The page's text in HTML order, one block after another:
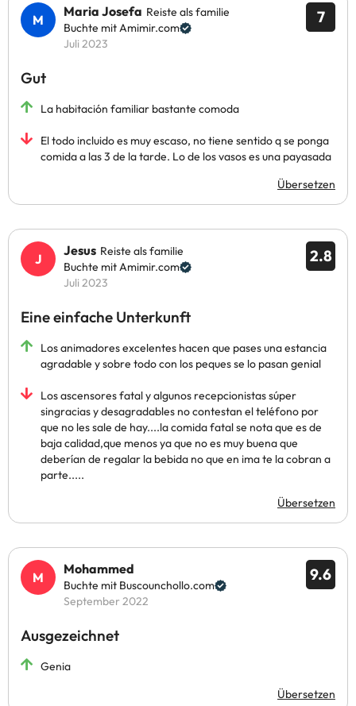
7
Maria Josefa Reiste als familie
Buchte mit Amimir.com
Juli 2023
Gut
La habitación familiar bastante comoda
El todo incluido es muy escaso, no tiene sentido q se ponga
comida a las 3 de la tarde. Lo de los vasos es una payasada
Übersetzen
2.8
Jesus Reiste als familie
Buchte mit Amimir.com
Juli 2023
Eine einfache Unterkunft
Los animadores excelentes hacen que pases una estancia
agradable y sobre todo con los peques se lo pasan genial
Los ascensores fatal y algunos recepcionistas súper
singracias y desagradables no contestan el teléfono por
que no les sale de hay....la comida fatal se nota que es de
baja calidad,que menos ya que no es muy buena que
deberían de regalar la bebida no que en ima te la cobran a
parte.....
Übersetzen
9.6
Mohammed
Buchte mit Buscounchollo.com
September 2022
Ausgezeichnet
Genia
Übersetzen